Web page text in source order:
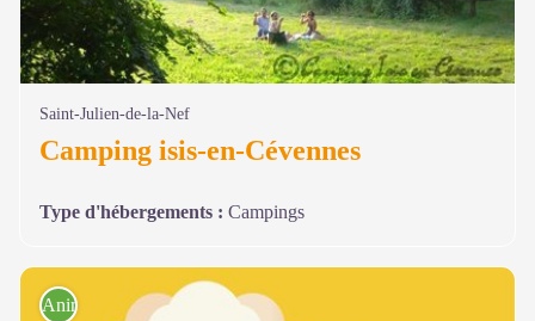
Saint-Julien-de-la-Nef
Camping isis-en-Cévennes
Type d'hébergements : Campings
Animations